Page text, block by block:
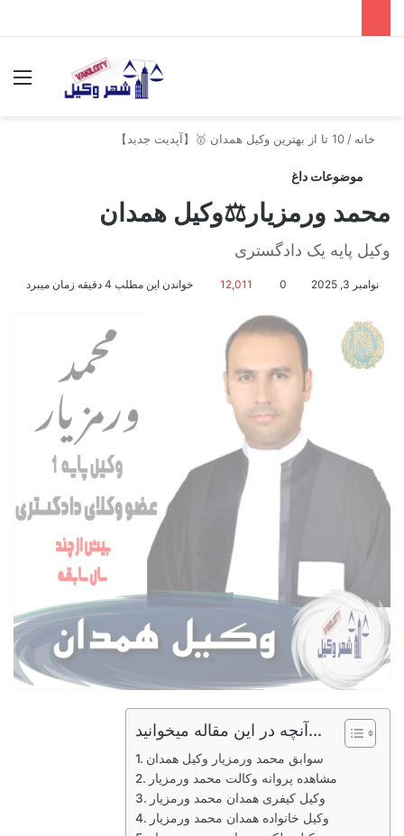
خانه / 10 تا از بهترین وکیل همدان 🥇【آپدیت جدید】
موضوعات داغ
محمد ورمزیار⚖️وکیل همدان
وکیل پایه یک دادگستری
نوامبر 3, 2025 0
12,011 خواندن این مطلب 4 دقیقه زمان میبرد
آنچه در این مقاله میخوانید...
سوابق محمد ورمزیار وکیل همدان
مشاهده پروانه وکالت محمد ورمزیار
وکیل کیفری همدان محمد ورمزیار
وکیل خانواده همدان محمد ورمزیار